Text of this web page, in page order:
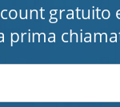
gratuito
prima